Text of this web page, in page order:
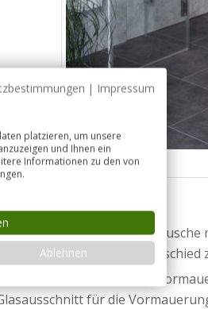
sich vor allem eine
da dann der
oder neben einer
für die
| Impressum
platzieren, um unsere
und Ihnen ein
Informationen zu den von
Ablehnen